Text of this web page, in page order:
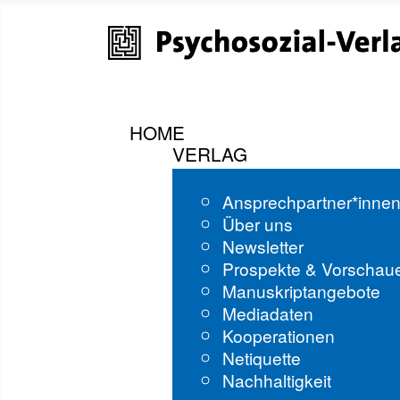
HOME
VERLAG
Über uns
Newsletter
Prospekte &
Manuskriptangebote
Mediadaten
Kooperationen
Netiquette
Nachhaltigkeit